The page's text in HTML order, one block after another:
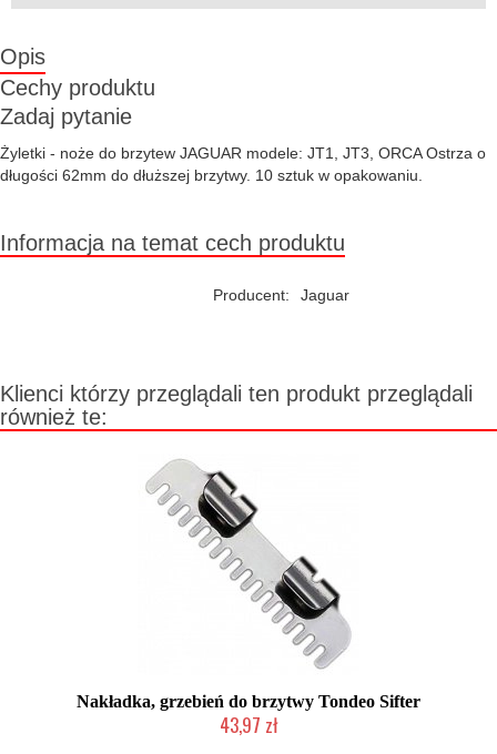
Opis
Cechy produktu
Zadaj pytanie
Żyletki - noże do brzytew JAGUAR modele: JT1, JT3, ORCA Ostrza o
długości 62mm do dłuższej brzytwy. 10 sztuk w opakowaniu.
Informacja na temat cech produktu
Producent: Jaguar
Klienci którzy przeglądali ten produkt przeglądali
również te:
Nakładka, grzebień do brzytwy Tondeo Sifter
43,97 zł